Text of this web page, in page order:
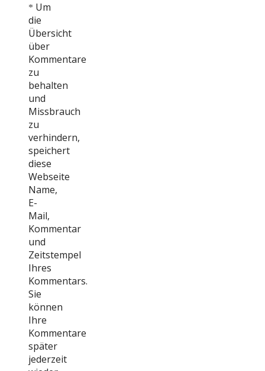
* Um
die
Übersicht
über
Kommentare
zu
behalten
und
Missbrauch
zu
verhindern,
speichert
diese
Webseite
Name,
E-
Mail,
Kommentar
und
Zeitstempel
Ihres
Kommentars.
Sie
können
Ihre
Kommentare
später
jederzeit